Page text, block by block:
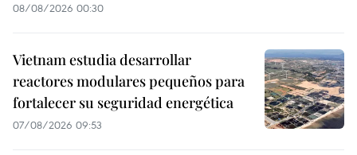
08/08/2026 00:30
Vietnam estudia desarrollar
reactores modulares pequeños para
fortalecer su seguridad energética
07/08/2026 09:53